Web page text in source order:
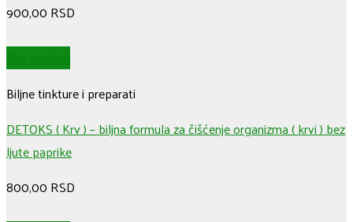
900,00 RSD
Biljne tinkture i preparati
DETOKS ( Krv ) – biljna formula za čišćenje organizma ( krvi ) bez
ljute paprike
800,00 RSD